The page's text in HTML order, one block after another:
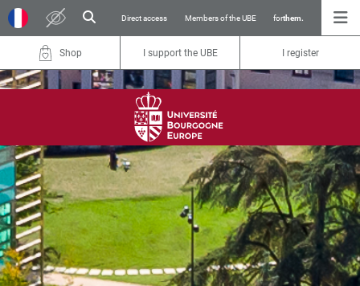
Direct access Members of the UBE forthem.
Shop I support the UBE I register